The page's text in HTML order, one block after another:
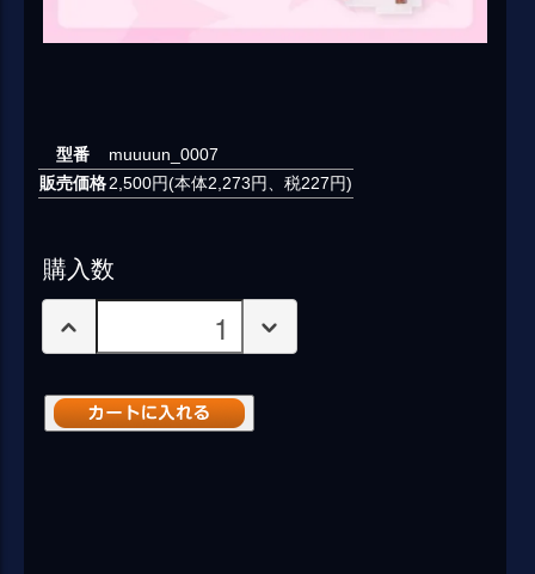
型番
muuuun_0007
販売価格2,500円(本体2,273円、税227円)
購入数